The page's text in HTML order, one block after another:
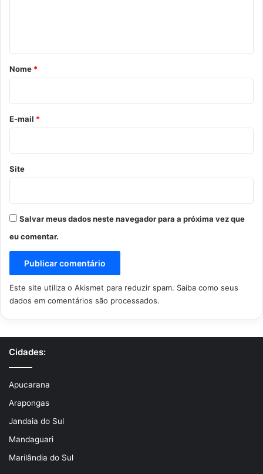
r
o
*
Nome *
E-mail *
Site
Salvar meus dados neste navegador para a próxima vez que
eu comentar.
Este site utiliza o Akismet para reduzir spam. Saiba como seus
dados em comentários são processados.
Cidades:
Apucarana
Arapongas
Jandaia do Sul
Mandaguari
Marilândia do Sul